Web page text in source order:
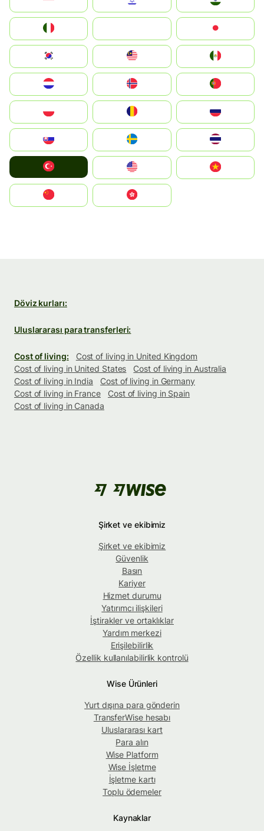
South Korea
United States
中國香港特別行政區
Döviz kurları:
Uluslararası para transferleri:
Cost of living:
Cost of living in United Kingdom
Cost of living in United States
Cost of living in Australia
Cost of living in India
Cost of living in Germany
Cost of living in France
Cost of living in Spain
Cost of living in Canada
Şirket ve ekibimiz
Şirket ve ekibimiz
Güvenlik
Basın
Kariyer
Hizmet durumu
Yatırımcı ilişkileri
İştirakler ve ortaklıklar
Yardım merkezi
Erişilebilirlik
Özellik kullanılabilirlik kontrolü
Wise Ürünleri
Yurt dışına para gönderin
TransferWise hesabı
Uluslararası kart
Para alın
Wise Platform
Wise İşletme
İşletme kartı
Toplu ödemeler
Kaynaklar